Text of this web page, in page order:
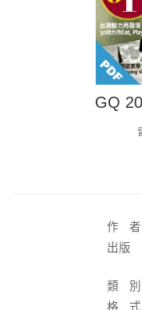
GQ
作
者
出版
類
別
格
式